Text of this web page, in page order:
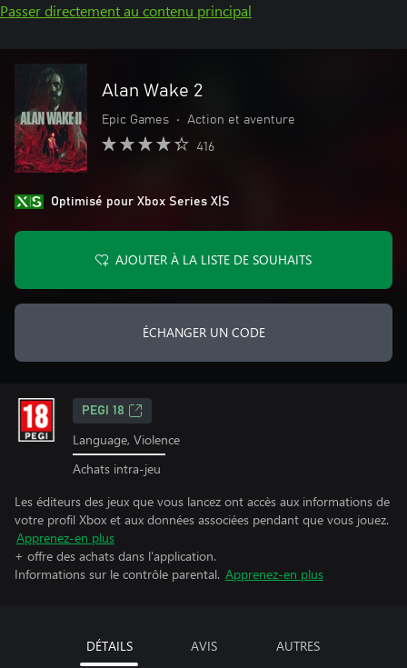
Passer directement au contenu principal
Alan Wake 2
Epic Games • Action et aventure
416
Optimisé pour Xbox Series X|S
AJOUTER À LA LISTE DE SOUHAITS
ÉCHANGER UN CODE
PEGI 18
Language, Violence
Achats intra-jeu
Les éditeurs des jeux que vous lancez ont accès aux informations de
votre profil Xbox et aux données associées pendant que vous jouez.
Apprenez-en plus
+ offre des achats dans l'application.
Informations sur le contrôle parental. Apprenez-en plus
DÉTAILS AVIS AUTRES